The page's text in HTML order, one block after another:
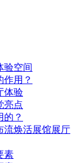
验空间
作用？
体验
亮点
的？
流焕活展馆展厅
素